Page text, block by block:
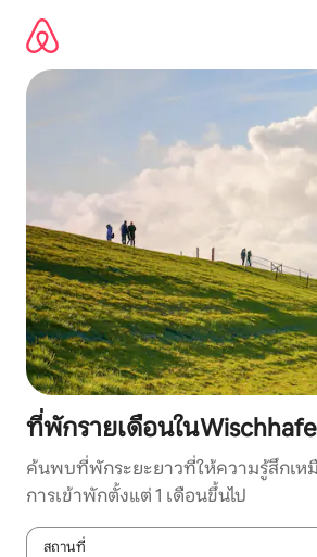
เนื้อหา
ที่พักรายเดือนใน
ค้นพบที่พักระยะยาวที่ให้ความรู้สึกเห
การเข้าพักตั้งแต่ 1 เดือนขึ้นไป
สถานที่